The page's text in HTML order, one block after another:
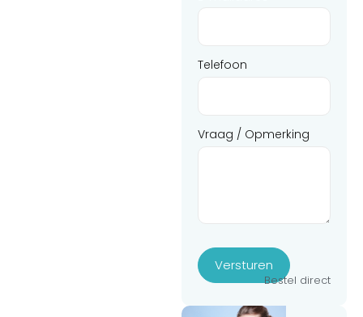
-18°C garandeert een 100%
overmatige
praktijkgerichte
dagopleiding
gezichtsontharing en een
Telefoon
Vraag / Opmerking
Versturen
Bestel direct